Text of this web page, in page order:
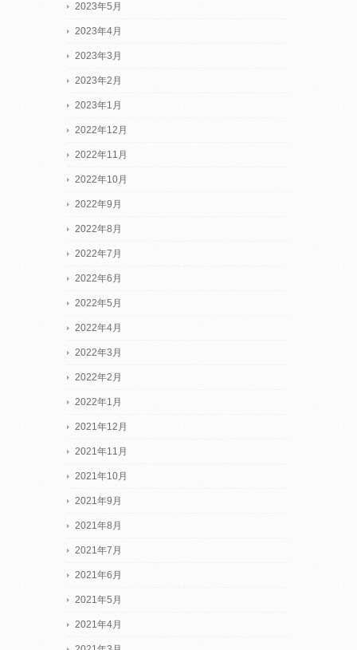
2023年5月
2023年4月
2023年3月
2023年2月
2023年1月
2022年12月
2022年11月
2022年10月
2022年9月
2022年8月
2022年7月
2022年6月
2022年5月
2022年4月
2022年3月
2022年2月
2022年1月
2021年12月
2021年11月
2021年10月
2021年9月
2021年8月
2021年7月
2021年6月
2021年5月
2021年4月